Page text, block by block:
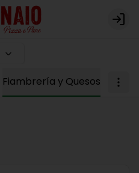
Login
Fiambrería y Quesos